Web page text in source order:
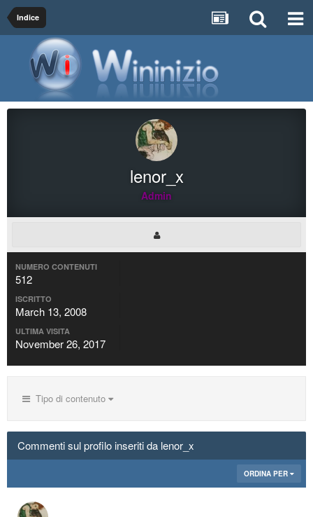
Indice
lenor_x
Admin
NUMERO CONTENUTI
512
ISCRITTO
March 13, 2008
ULTIMA VISITA
November 26, 2017
Tipo di contenuto
Commenti sul profilo inseriti da lenor_x
ORDINA PER